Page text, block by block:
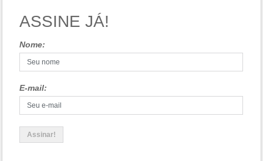
ASSINE JÁ!
Nome:
E-mail: